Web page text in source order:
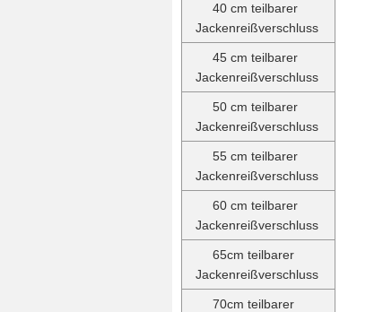
40 cm teilbarer
Jackenreißverschluss
45 cm teilbarer
Jackenreißverschluss
50 cm teilbarer
Jackenreißverschluss
55 cm teilbarer
Jackenreißverschluss
60 cm teilbarer
Jackenreißverschluss
65cm teilbarer
Jackenreißverschluss
70cm teilbarer